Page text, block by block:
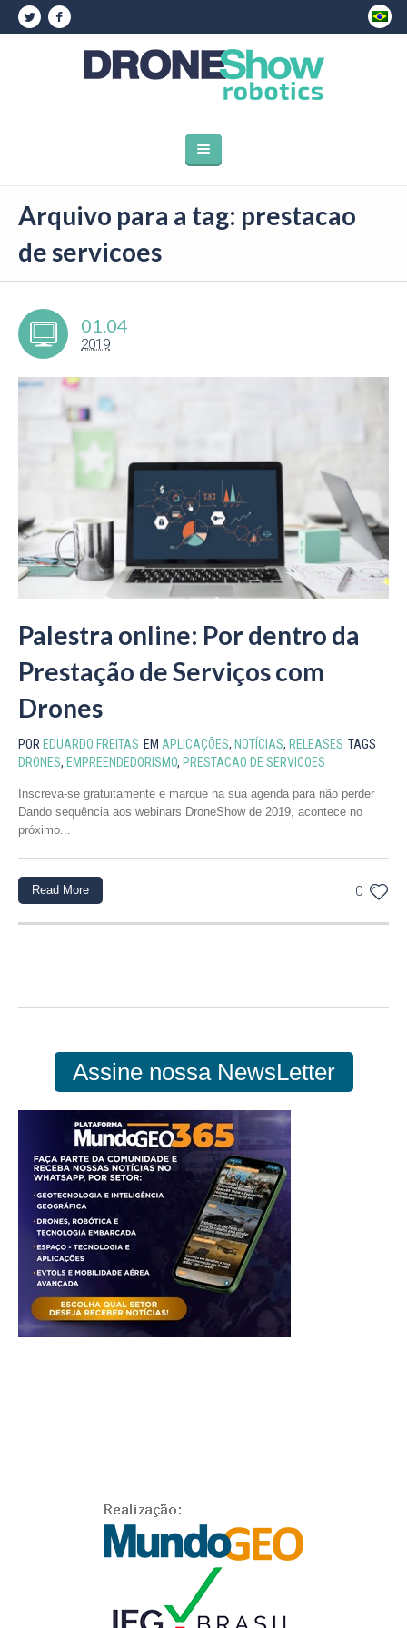
Arquivo para a tag: prestacao
de servicoes
01.04
2019
Palestra online: Por dentro da
Prestação de Serviços com
Drones
POR EDUARDO FREITAS EM APLICAÇÕES, NOTÍCIAS, RELEASES TAGS
DRONES, EMPREENDEDORISMO, PRESTACAO DE SERVICOES
Inscreva-se gratuitamente e marque na sua agenda para não perder
Dando sequência aos webinars DroneShow de 2019, acontece no
próximo...
0
Read More
Assine nossa NewsLetter